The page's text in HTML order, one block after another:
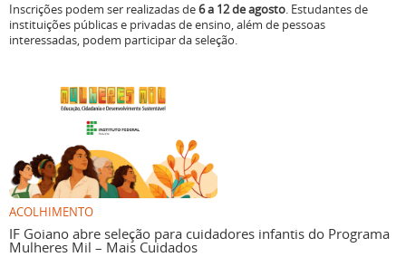
Inscrições podem ser realizadas de6 a 12 de agosto. Estudantes de
instituições públicas e privadas de ensino, além de pessoas
interessadas, podem participar da seleção.
ACOLHIMENTO
IF Goiano abre seleção para cuidadores infantis do Programa
Mulheres Mil – Mais Cuidados